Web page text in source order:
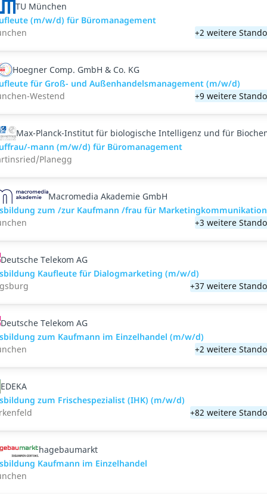
TU München
(m/w/d) für Büromanagement
+2 weitere
Hoegner Comp. GmbH & Co. KG
für Groß- und Außenhandelsmanagement (m/w/d)
Westend
+9 weitere
Max-Planck-Institut für biologische Intelligenz und für
mann (m/w/d) für Büromanagement
Planegg
Macromedia Akademie GmbH
zum /zur Kaufmann /frau für Marketingkommunikation
+3 weitere
Deutsche Telekom AG
Kaufleute für Dialogmarketing (m/w/d)
+37 weitere
Deutsche Telekom AG
zum Kaufmann im Einzelhandel (m/w/d)
+2 weitere
EDEKA
zum Frischespezialist (IHK) (m/w/d)
+82 weitere
hagebaumarkt
Kaufmann im Einzelhandel